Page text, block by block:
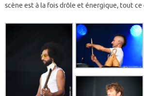
scène est à la fois drôle et énergique, tout ce